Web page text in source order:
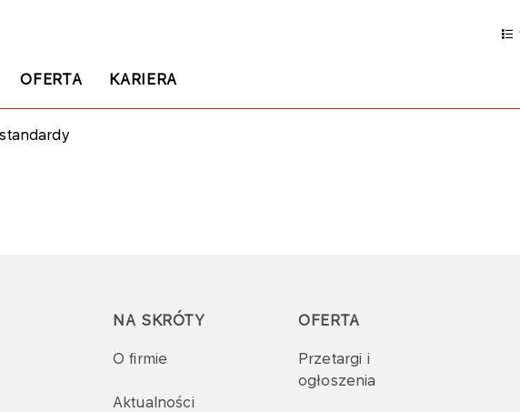
OFERTA KARIERA
NA SKRÓTY
O firmie
Aktualności
OFERTA
Przetargi i
ogłoszenia